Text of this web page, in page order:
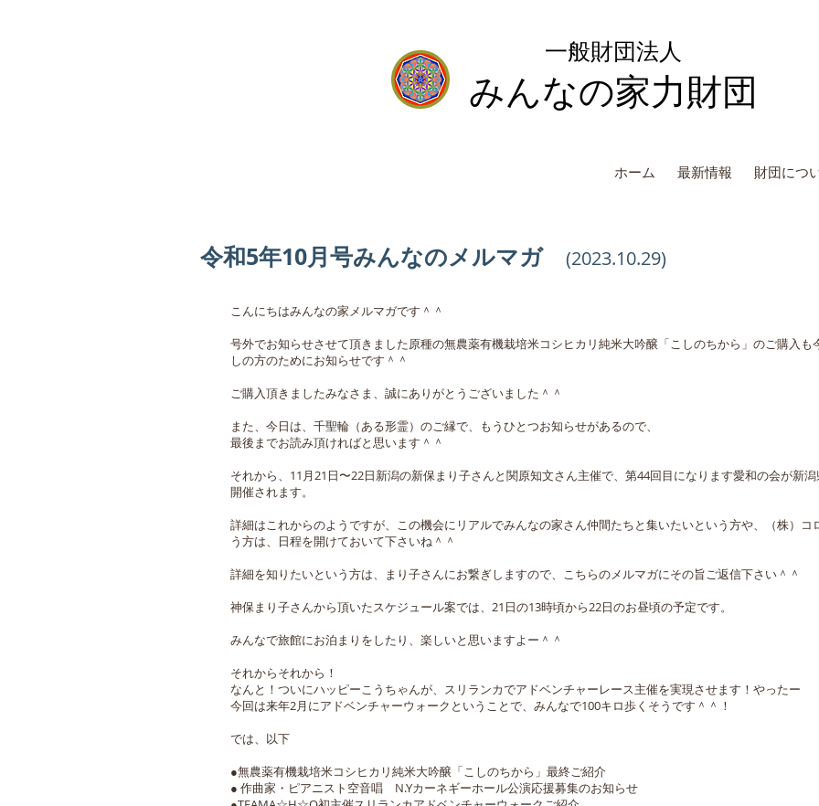
一般財団法人
みんなの家力財団
ホーム 最新情報 財団につ
令和5年10月号みんなのメルマガ (2023.10.29)
こんにちはみんなの家メルマガです＾＾
号外でお知らせさせて頂きました原種の無農薬有機栽培米コシヒカリ純米大吟醸「こしのちから」のご購入も
しの方のためにお知らせです＾＾
ご購入頂きましたみなさま、誠にありがとうございました＾＾
また、今日は、千聖輪（ある形霊）のご縁で、もうひとつお知らせがあるので、
最後までお読み頂ければと思います＾＾
それから、11月21日〜22日新潟の新保まり子さんと関原知文さん主催で、第44回目になります愛和の会が新
開催されます。
詳細はこれからのようですが、この機会にリアルでみんなの家さん仲間たちと集いたいという方や、（株）
う方は、日程を開けておいて下さいね＾＾
詳細を知りたいという方は、まり子さんにお繋ぎしますので、こちらのメルマガにその旨ご返信下さい＾＾
神保まり子さんから頂いたスケジュール案では、21日の13時頃から22日のお昼頃の予定です。
みんなで旅館にお泊まりをしたり、楽しいと思いますよー＾＾
それからそれから！
なんと！ついにハッピーこうちゃんが、スリランカでアドベンチャーレース主催を実現させます！やったー
今回は来年2月にアドベンチャーウォークということで、みんなで100キロ歩くそうです＾＾！
では、以下
●無農薬有機栽培米コシヒカリ純米大吟醸「こしのちから」最終ご紹介
● 作曲家・ピアニスト空音唱 N.Yカーネギーホール公演応援募集のお知らせ